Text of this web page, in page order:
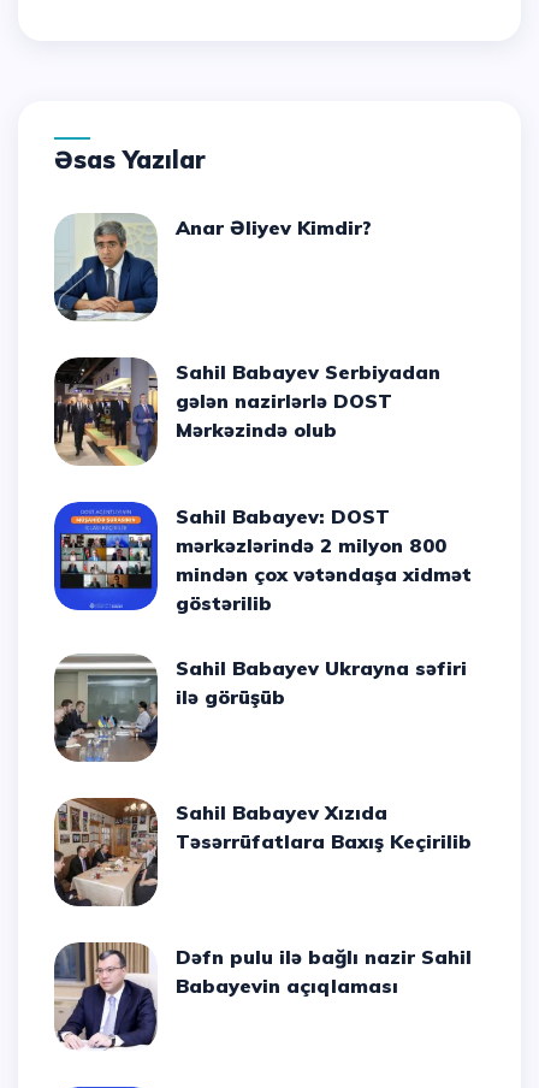
Əsas Yazılar
Anar Əliyev Kimdir?
Sahil Babayev Serbiyadan
gələn nazirlərlə DOST
Mərkəzində olub
Sahil Babayev: DOST
mərkəzlərində 2 milyon 800
mindən çox vətəndaşa xidmət
göstərilib
Sahil Babayev Ukrayna səfiri
ilə görüşüb
Sahil Babayev Xızıda
Təsərrüfatlara Baxış Keçirilib
Dəfn pulu ilə bağlı nazir Sahil
Babayevin açıqlaması